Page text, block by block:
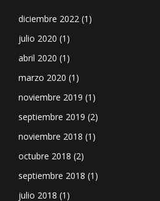
diciembre 2022 (1)
julio 2020 (1)
abril 2020 (1)
marzo 2020 (1)
noviembre 2019 (1)
septiembre 2019 (2)
noviembre 2018 (1)
octubre 2018 (2)
septiembre 2018 (1)
julio 2018 (1)